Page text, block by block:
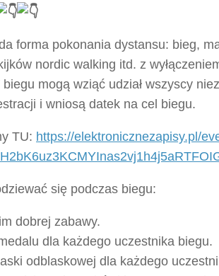
forma pokonania dystansu: bieg,
nordic walking itd. z
mogą wziąć udział wszyscy
i wniosą datek na cel biegu.
TU: https://elektronicznezapisy.pl/
się podczas biegu:
dobrej zabawy.
dla każdego uczestnika biegu.
odblaskowej dla każdego